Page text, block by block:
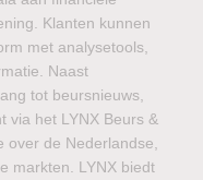
Klanten kunnen
met analysetools,
Naast
tot beursnieuws,
via het LYNX Beurs &
de Nederlandse,
markten. LYNX biedt